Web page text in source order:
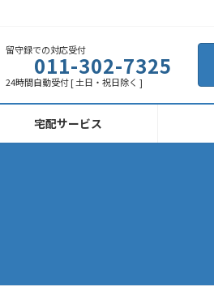
留守録での対応受付
011-302-7325
24時間自動受付 [ 土日・祝日除く ]
宅配サービス